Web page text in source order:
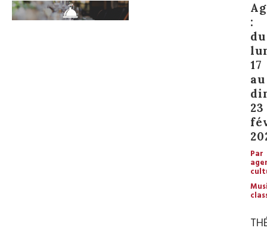
:
du
17
au
23
Par